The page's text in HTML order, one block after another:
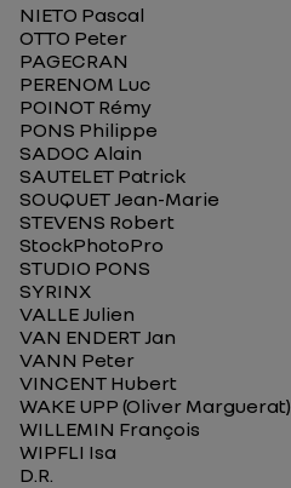
NIETO Pascal
OTTO Peter
PAGECRAN
PERENOM Luc
POINOT Rémy
PONS Philippe
SADOC Alain
SAUTELET Patrick
SOUQUET Jean-Marie
STEVENS Robert
StockPhotoPro
STUDIO PONS
SYRINX
VALLE Julien
VAN ENDERT Jan
VANN Peter
VINCENT Hubert
WAKE UPP (Oliver Marguerat)
WILLEMIN François
WIPFLI Isa
D.R.